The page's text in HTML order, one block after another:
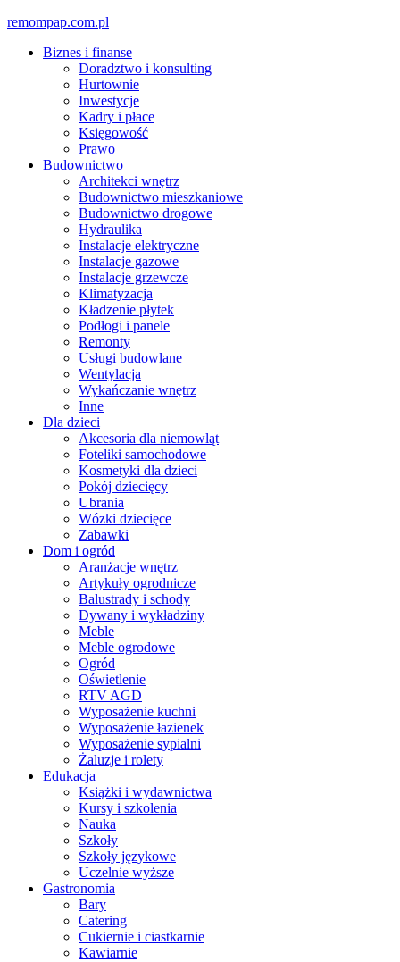
Skip
content
remompap.com.pl
Biznes i finanse
Doradztwo i konsulting
Hurtownie
Inwestycje
Kadry i płace
Księgowość
Prawo
Budownictwo
Architekci wnętrz
Budownictwo mieszkaniowe
Budownictwo drogowe
Hydraulika
Instalacje elektryczne
Instalacje gazowe
Instalacje grzewcze
Klimatyzacja
Kładzenie płytek
Podłogi i panele
Remonty
Usługi budowlane
Wentylacja
Wykańczanie wnętrz
Inne
Dla dzieci
Akcesoria dla niemowląt
Foteliki samochodowe
Kosmetyki dla dzieci
Pokój dziecięcy
Ubrania
Wózki dziecięce
Zabawki
Dom i ogród
Aranżacje wnętrz
Artykuły ogrodnicze
Balustrady i schody
Dywany i wykładziny
Meble
Meble ogrodowe
Ogród
Oświetlenie
RTV AGD
Wyposażenie kuchni
Wyposażenie łazienek
Wyposażenie sypialni
Żaluzje i rolety
Edukacja
Książki i wydawnictwa
Kursy i szkolenia
Nauka
Szkoły
Szkoły językowe
Uczelnie wyższe
Gastronomia
Bary
Catering
Cukiernie i ciastkarnie
Kawiarnie